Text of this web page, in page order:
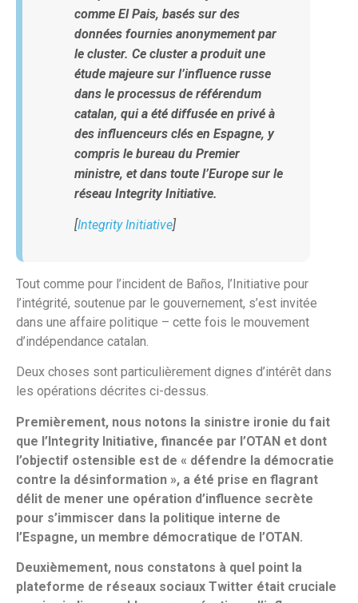
comme El Pais, basés sur des
données fournies anonymement par
le cluster. Ce cluster a produit une
étude majeure sur l’influence russe
dans le processus de référendum
catalan, qui a été diffusée en privé à
des influenceurs clés en Espagne, y
compris le bureau du Premier
ministre, et dans toute l’Europe sur le
réseau Integrity Initiative.
[Integrity Initiative]
Tout comme pour l’incident de Baños, l’Initiative pour
l’intégrité, soutenue par le gouvernement, s’est invitée
dans une affaire politique – cette fois le mouvement
d’indépendance catalan.
Deux choses sont particulièrement dignes d’intérêt dans
les opérations décrites ci-dessus.
Premièrement, nous notons la sinistre ironie du fait
que l’Integrity Initiative, financée par l’OTAN et dont
l’objectif ostensible est de « défendre la démocratie
contre la désinformation », a été prise en flagrant
délit de mener une opération d’influence secrète
pour s’immiscer dans la politique interne de
l’Espagne, un membre démocratique de l’OTAN.
Deuxièmement, nous constatons à quel point la
plateforme de réseaux sociaux Twitter était cruciale